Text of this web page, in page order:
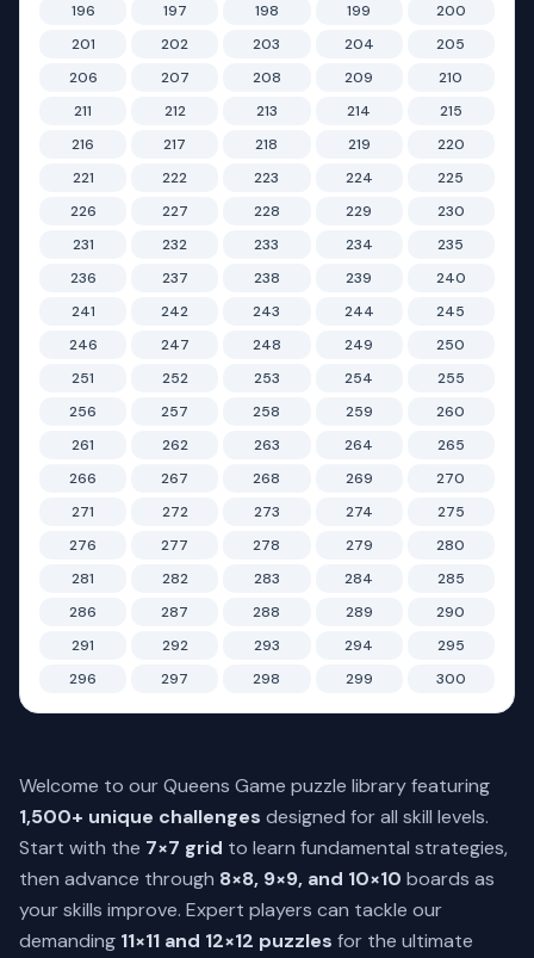
196
197 198 199
200
201
202 203 204
205
206
207 208 209
210
211
212 213 214
215
216
217 218 219
220
221
222 223 224
225
226
227 228 229
230
231
232 233 234
235
236
237 238 239
240
241
242 243 244
245
246
247 248 249
250
251
252 253 254
255
256
257 258 259
260
261
262 263 264
265
266
267 268 269
270
271
272 273 274
275
276
277 278 279
280
281
282 283 284
285
286
287 288 289
290
291
292 293 294
295
296
297 298 299 300
Welcome to our Queens Game puzzle library featuring
1,500+ unique challenges designed for all skill levels.
Start with the 7×7 grid to learn fundamental strategies,
then advance through 8×8, 9×9, and 10×10 boards as
your skills improve. Expert players can tackle our
demanding 11×11 and 12×12 puzzles for the ultimate